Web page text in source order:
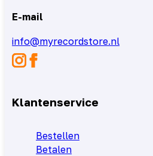
E-mail
info@myrecordstore.nl
Klantenservice
Bestellen
Betalen